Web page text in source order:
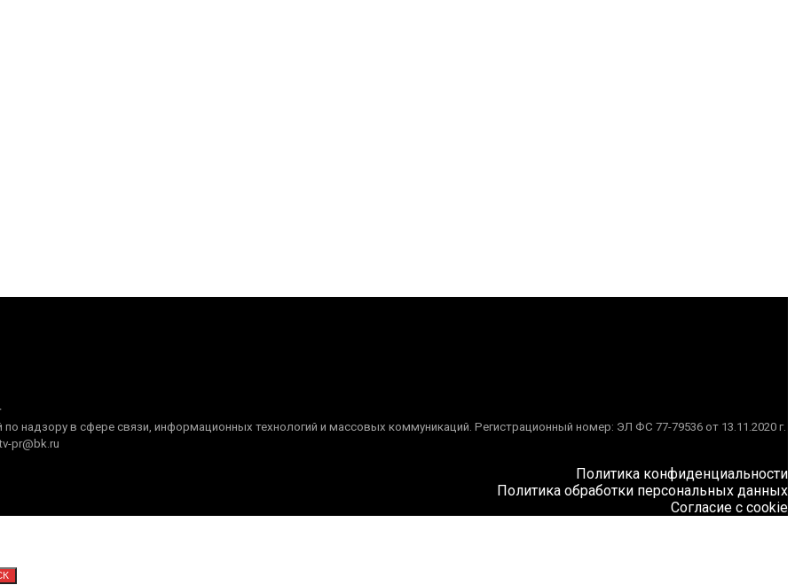
надзору в сфере связи, информационных технологий и массовых коммуникаций. Регистрационный номер: ЭЛ ФС 77-79536 от 13.11.2020 г.
pr@bk.ru
Политика конфиденциальности
Политика обработки персональных данных
Согласие с cookie